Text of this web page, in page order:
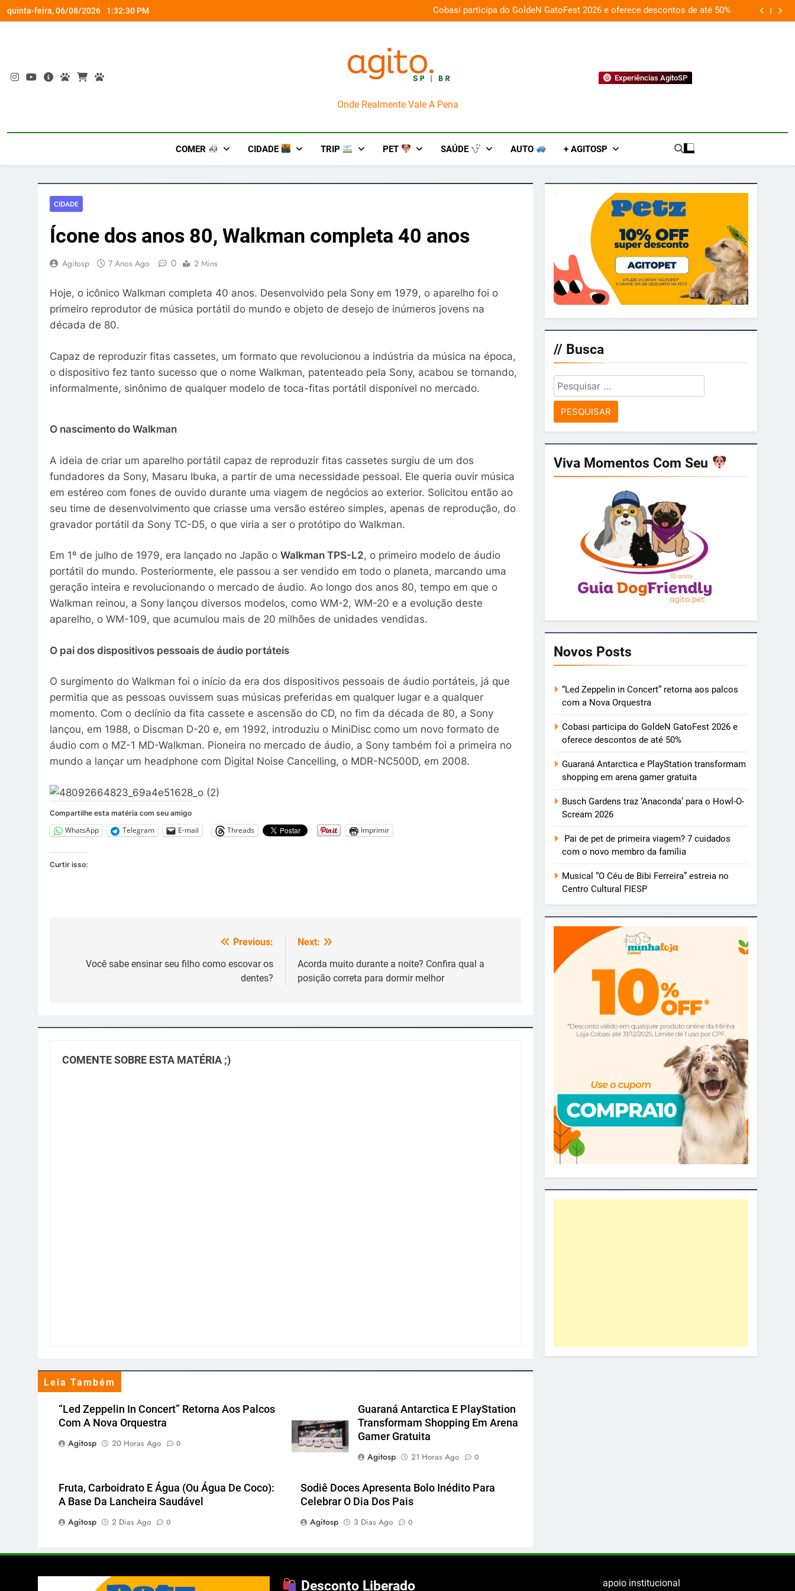
Skip
to
quinta-feira, 06/08/2026 1:32:31 PM
nova versão Pro “Led Zeppelin in Concert” retorna aos palcos com a Nova Orquestra Cobasi participa do GoldeN GatoFest 2026 e oferece descontos de até 50% Guaraná
AgitoSP
Onde Realmente Vale A Pena
Experiências AgitoSP
COMER CIDADE TRIP PET SAÚDE AUTO + AGITOSP
CIDADE
Ícone dos anos 80, Walkman completa 40 anos
Agitosp 7 Anos Ago 0 2 Mins
Hoje, o icônico Walkman completa 40 anos. Desenvolvido pela Sony em 1979, o aparelho foi o
primeiro reprodutor de música portátil do mundo e objeto de desejo de inúmeros jovens na
década de 80.
Capaz de reproduzir fitas cassetes, um formato que revolucionou a indústria da música na época,
o dispositivo fez tanto sucesso que o nome Walkman, patenteado pela Sony, acabou se tornando,
informalmente, sinônimo de qualquer modelo de toca-fitas portátil disponível no mercado.
O nascimento do Walkman
A ideia de criar um aparelho portátil capaz de reproduzir fitas cassetes surgiu de um dos
fundadores da Sony, Masaru Ibuka, a partir de uma necessidade pessoal. Ele queria ouvir música
em estéreo com fones de ouvido durante uma viagem de negócios ao exterior. Solicitou então ao
seu time de desenvolvimento que criasse uma versão estéreo simples, apenas de reprodução, do
gravador portátil da Sony TC-D5, o que viria a ser o protótipo do Walkman.
Em 1º de julho de 1979, era lançado no Japão o Walkman TPS-L2, o primeiro modelo de áudio
portátil do mundo. Posteriormente, ele passou a ser vendido em todo o planeta, marcando uma
geração inteira e revolucionando o mercado de áudio. Ao longo dos anos 80, tempo em que o
Walkman reinou, a Sony lançou diversos modelos, como WM-2, WM-20 e a evolução deste
aparelho, o WM-109, que acumulou mais de 20 milhões de unidades vendidas.
O pai dos dispositivos pessoais de áudio portáteis
O surgimento do Walkman foi o início da era dos dispositivos pessoais de áudio portáteis, já que
permitia que as pessoas ouvissem suas músicas preferidas em qualquer lugar e a qualquer
momento. Com o declínio da fita cassete e ascensão do CD, no fim da década de 80, a Sony
lançou, em 1988, o Discman D-20 e, em 1992, introduziu o MiniDisc como um novo formato de
áudio com o MZ-1 MD-Walkman. Pioneira no mercado de áudio, a Sony também foi a primeira no
mundo a lançar um headphone com Digital Noise Cancelling, o MDR-NC500D, em 2008.
Compartilhe esta matéria com seu amigo
WhatsApp Telegram E-mail Threads Imprimir
Curtir isso:
Previous:
Você sabe ensinar seu filho como escovar os
dentes?
Next:
Acorda muito durante a noite? Confira qual a
posição correta para dormir melhor
COMENTE SOBRE ESTA MATÉRIA ;)
Leia Também
“Led Zeppelin In Concert” Retorna Aos Palcos
Com A Nova Orquestra
Agitosp
20 Horas Ago 0
Guaraná Antarctica E PlayStation
Transformam Shopping Em Arena
Gamer Gratuita
Agitosp
21 Horas Ago 0
Fruta, Carboidrato E Água (ou Água De Coco):
A Base Da Lancheira Saudável
Agitosp
2 Dias Ago 0
Sodiê Doces Apresenta Bolo Inédito Para
Celebrar O Dia Dos Pais
Agitosp
3 Dias Ago 0
// Busca
Pesquisar
por:
Viva Momentos Com Seu
Novos Posts
“Led Zeppelin in Concert” retorna aos palcos
com a Nova Orquestra
Cobasi participa do GoldeN GatoFest 2026 e
oferece descontos de até 50%
Guaraná Antarctica e PlayStation transformam
shopping em arena gamer gratuita
Busch Gardens traz ‘Anaconda’ para o Howl-O-
Scream 2026
Pai de pet de primeira viagem? 7 cuidados
com o novo membro da família
Musical “O Céu de Bibi Ferreira” estreia no
Centro Cultural FIESP
Desconto Liberado apoio institucional